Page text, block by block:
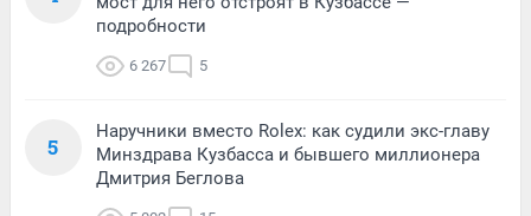
подробности
6 267 5
5
Наручники вместо Rolex: как судили экс-главу
Минздрава Кузбасса и бывшего миллионера
Дмитрия Беглова